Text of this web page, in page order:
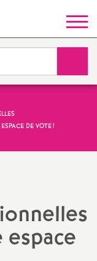
y
n
d
i
a
t
DE VOTE!